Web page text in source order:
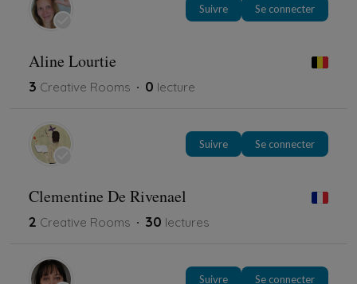
Suivre Se connecter
Aline Lourtie
3 Creative Rooms 0 lecture
Suivre Se connecter
Clementine De Rivenael
2 Creative Rooms 30 lectures
Suivre Se connecter